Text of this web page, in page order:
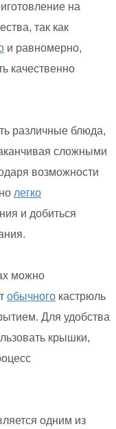
на
так как
и равномерно,
качественно
различные блюда,
сложными
возможности
легко
и добиться
можно
обычного кастрюль
Для удобства
крышки,
одним из